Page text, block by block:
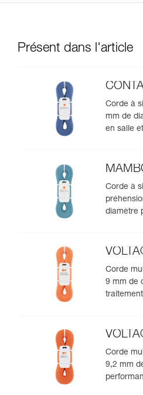
Présent dans l'article
Corde à
mm de
en salle
Corde à
diamètre
Corde
9 mm de
Corde
9,2 mm